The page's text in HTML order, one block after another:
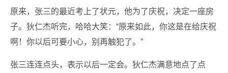
原来，张三的最近考上了状元，他为了庆祝，决定一座房
子。狄仁杰听完，哈哈大笑：“原来如此，你这是在给庆祝
啊！你以后可要小心，别再触犯了。”
张三连连点头，表示以后一定会。狄仁杰满意地点了点